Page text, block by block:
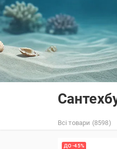
Всі товари (8598)
ДО -45%